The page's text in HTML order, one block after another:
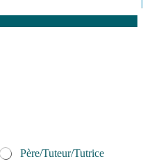
Père/Tuteur/Tutrice